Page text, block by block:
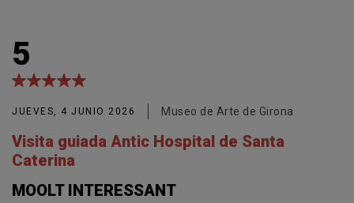
5
JUEVES, 4 JUNIO 2026 Museo de Arte de Girona
Visita guiada Antic Hospital de Santa
Caterina
MOOLT INTERESSANT